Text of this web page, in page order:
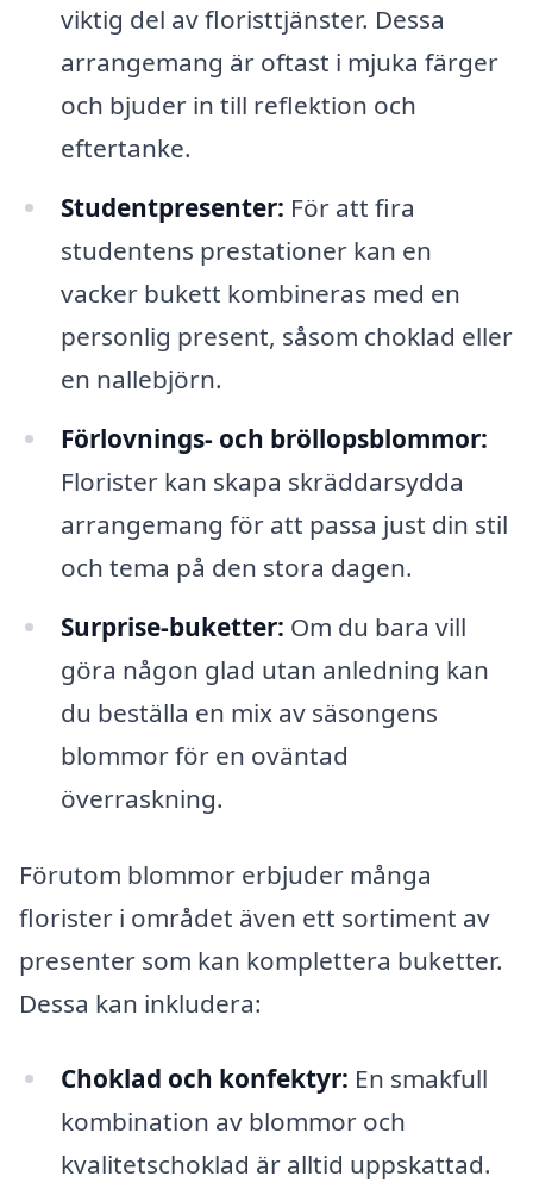
viktig del av floristtjänster. Dessa
arrangemang är oftast i mjuka färger
och bjuder in till reflektion och
eftertanke.
Studentpresenter: För att fira
studentens prestationer kan en
vacker bukett kombineras med en
personlig present, såsom choklad eller
en nallebjörn.
Förlovnings- och bröllopsblommor:
Florister kan skapa skräddarsydda
arrangemang för att passa just din stil
och tema på den stora dagen.
Surprise-buketter: Om du bara vill
göra någon glad utan anledning kan
du beställa en mix av säsongens
blommor för en oväntad
överraskning.
Förutom blommor erbjuder många
florister i området även ett sortiment av
presenter som kan komplettera buketter.
Dessa kan inkludera:
Choklad och konfektyr: En smakfull
kombination av blommor och
kvalitetschoklad är alltid uppskattad.